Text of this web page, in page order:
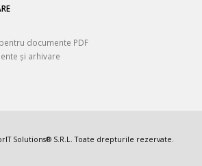
documente PDF
și arhivare
Solutions® S.R.L. Toate drepturile rezervate.